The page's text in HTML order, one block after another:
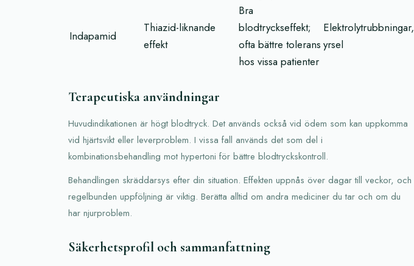
Indapamid
Thiazid-liknande
effekt
Bra
blodtryckseffekt;
ofta bättre tolerans
hos vissa patienter
Elektrolytrubbningar,
yrsel
Terapeutiska användningar
Huvudindikationen är högt blodtryck. Det används också vid ödem som kan uppkomma
vid hjärtsvikt eller leverproblem. I vissa fall används det som del i
kombinationsbehandling mot hypertoni för bättre blodtryckskontroll.
Behandlingen skräddarsys efter din situation. Effekten uppnås över dagar till veckor, och
regelbunden uppföljning är viktig. Berätta alltid om andra mediciner du tar och om du
har njurproblem.
Säkerhetsprofil och sammanfattning